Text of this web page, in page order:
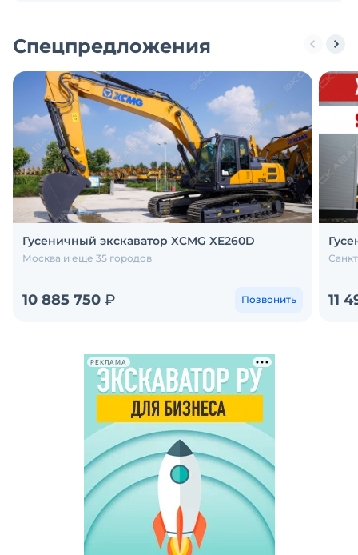
Спецпредложения
Гусеничный экскаватор XCMG XE260D
Москва и еще 35 городов
10 885 750 ₽ Позвонить 11
РЕКЛАМА